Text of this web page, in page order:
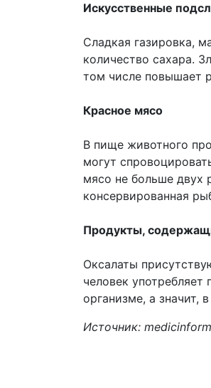
Искусственные
Сладкая газировка,
количество сахара.
том числе повышает
Красное мясо
В пище животного
могут
мясо не больше двух
консервированная
Продукты,
Оксалаты
человек
организме, а значит,
Источник: